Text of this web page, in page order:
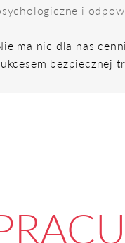
i
ma nic dla nas
bezpiecznej